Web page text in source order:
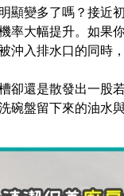
顯變多了嗎？接近
率大幅提升。如果
入排水口的同時
卻還是散發出一股
碗盤留下來的油水